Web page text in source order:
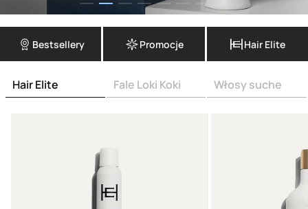
Bestsellery Promocje Hair Elite
Hair Elite Fale Loki Koki Włosy suche